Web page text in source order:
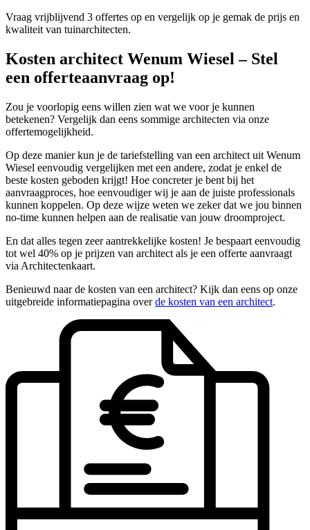
Vraag vrijblijvend 3 offertes op en vergelijk op je gemak de prijs en
kwaliteit van tuinarchitecten.
Kosten architect Wenum Wiesel – Stel
een offerteaanvraag op!
Zou je voorlopig eens willen zien wat we voor je kunnen
betekenen? Vergelijk dan eens sommige architecten via onze
offertemogelijkheid.
Op deze manier kun je de tariefstelling van een architect uit Wenum
Wiesel eenvoudig vergelijken met een andere, zodat je enkel de
beste kosten geboden krijgt! Hoe concreter je bent bij het
aanvraagproces, hoe eenvoudiger wij je aan de juiste professionals
kunnen koppelen. Op deze wijze weten we zeker dat we jou binnen
no-time kunnen helpen aan de realisatie van jouw droomproject.
En dat alles tegen zeer aantrekkelijke kosten! Je bespaart eenvoudig
tot wel 40% op je prijzen van architect als je een offerte aanvraagt
via Architectenkaart.
Benieuwd naar de kosten van een architect? Kijk dan eens op onze
uitgebreide informatiepagina overde kosten van een architect.